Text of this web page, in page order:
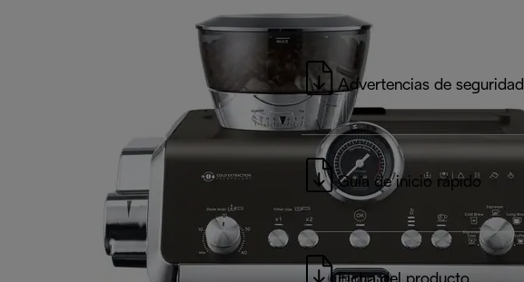
Advertencias de seguridad
Guía de inicio rápido